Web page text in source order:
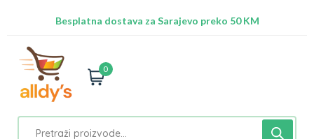
Besplatna dostava za Sarajevo preko 50 KM
0